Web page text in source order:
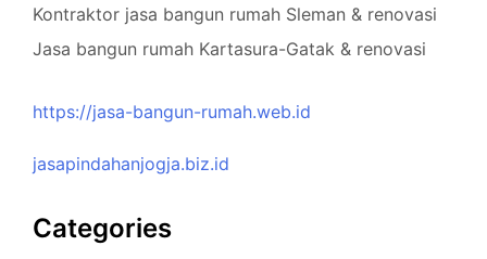
Kontraktor jasa bangun rumah Sleman & renovasi
Jasa bangun rumah Kartasura-Gatak & renovasi
https://jasa-bangun-rumah.web.id
jasapindahanjogja.biz.id
Categories